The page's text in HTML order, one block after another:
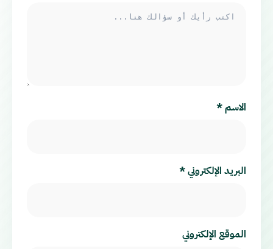
الاسم*
البريد الإلكتروني*
الموقع الإلكتروني